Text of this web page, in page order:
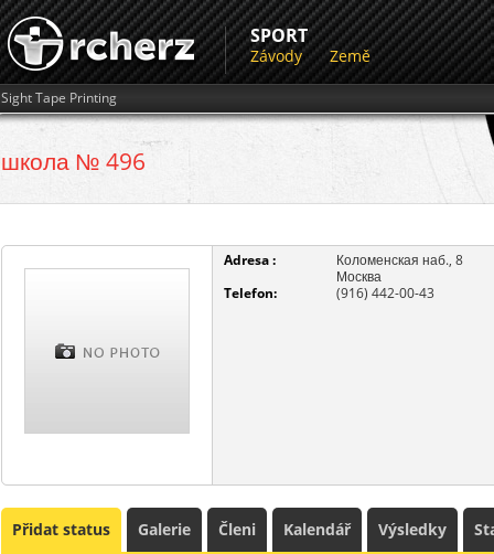
SPORT
Závody Země
Sight Tape Printing
школа № 496
Adresa :
Коломенская наб., 8
Москва
Telefon:
(916) 442-00-43
Přidat status Galerie Členi Kalendář Výsledky